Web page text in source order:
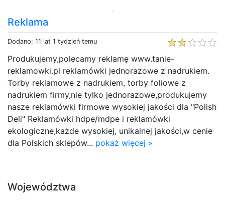
Reklama
Dodano: 11 lat 1 tydzień temu
Produkujemy,polecamy reklamę www.tanie-
reklamowki.pl reklamówki jednorazowe z nadrukiem.
Torby reklamowe z nadrukiem, torby foliowe z
nadrukiem firmy,nie tylko jednorazowe,produkujemy
nasze reklamówki firmowe wysokiej jakości dla "Polish
Deli" Reklamówki hdpe/mdpe i reklamówki
ekologiczne,każde wysokiej, unikalnej jakości,w cenie
dla Polskich sklepów... pokaż więcej »
Województwa